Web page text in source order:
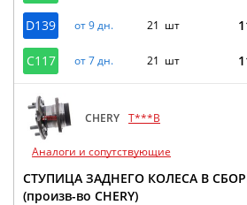
D139 от 9 дн. 21 шт
C117 от 7 дн. 21 шт
CHERY T***B
Аналоги и сопутствующие
СТУПИЦА ЗАДНЕГО КОЛЕСА В
(произв-во CHERY)